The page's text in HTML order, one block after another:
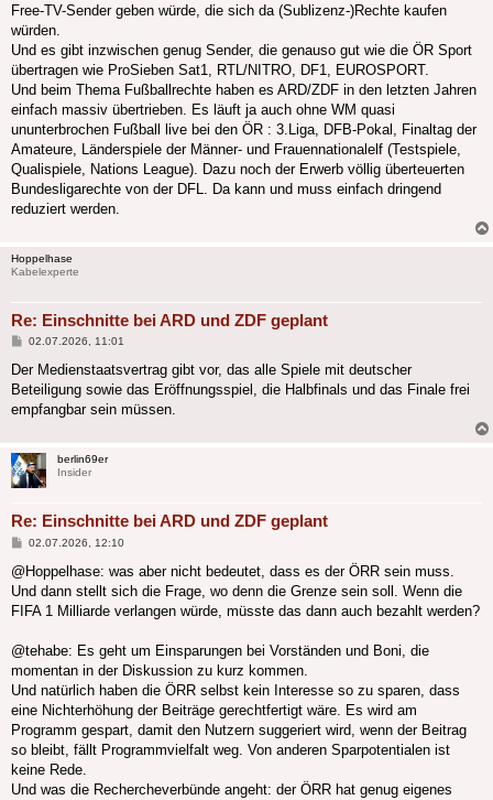
Free-TV-Sender geben würde, die sich da (Sublizenz-)Rechte kaufen
würden.
Und es gibt inzwischen genug Sender, die genauso gut wie die ÖR Sport
übertragen wie ProSieben Sat1, RTL/NITRO, DF1, EUROSPORT.
Und beim Thema Fußballrechte haben es ARD/ZDF in den letzten Jahren
einfach massiv übertrieben. Es läuft ja auch ohne WM quasi
ununterbrochen Fußball live bei den ÖR : 3.Liga, DFB-Pokal, Finaltag der
Amateure, Länderspiele der Männer- und Frauennationalelf (Testspiele,
Qualispiele, Nations League). Dazu noch der Erwerb völlig überteuerten
Bundesligarechte von der DFL. Da kann und muss einfach dringend
reduziert werden.
Hoppelhase
Kabelexperte
Re: Einschnitte bei ARD und ZDF geplant
Beitrag
02.07.2026, 11:01
Der Medienstaatsvertrag gibt vor, das alle Spiele mit deutscher
Beteiligung sowie das Eröffnungsspiel, die Halbfinals und das Finale frei
empfangbar sein müssen.
berlin69er
Insider
Re: Einschnitte bei ARD und ZDF geplant
Beitrag
02.07.2026, 12:10
@Hoppelhase: was aber nicht bedeutet, dass es der ÖRR sein muss.
Und dann stellt sich die Frage, wo denn die Grenze sein soll. Wenn die
FIFA 1 Milliarde verlangen würde, müsste das dann auch bezahlt werden?
@tehabe: Es geht um Einsparungen bei Vorständen und Boni, die
momentan in der Diskussion zu kurz kommen.
Und natürlich haben die ÖRR selbst kein Interesse so zu sparen, dass
eine Nichterhöhung der Beiträge gerechtfertigt wäre. Es wird am
Programm gespart, damit den Nutzern suggeriert wird, wenn der Beitrag
so bleibt, fällt Programmvielfalt weg. Von anderen Sparpotentialen ist
keine Rede.
Und was die Rechercheverbünde angeht: der ÖRR hat genug eigenes